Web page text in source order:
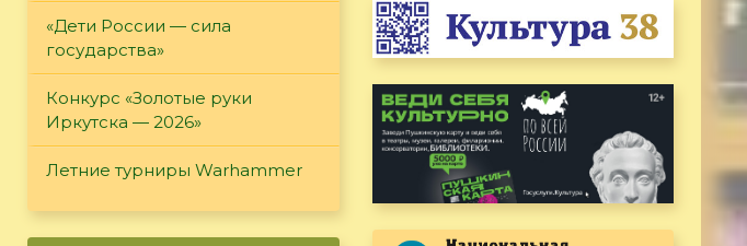
«Дети России — сила
государства»
Конкурс «Золотые руки
Иркутска — 2026»
Летние турниры Warhammer